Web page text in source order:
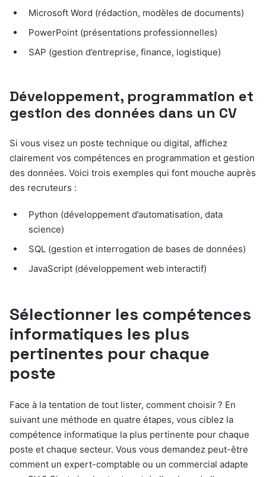
Microsoft Word (rédaction, modèles de documents)
PowerPoint (présentations professionnelles)
SAP (gestion d’entreprise, finance, logistique)
Développement, programmation et
gestion des données dans un CV
Si vous visez un poste technique ou digital, affichez
clairement vos compétences en programmation et gestion
des données. Voici trois exemples qui font mouche auprès
des recruteurs :
Python (développement d’automatisation, data
science)
SQL (gestion et interrogation de bases de données)
JavaScript (développement web interactif)
Sélectionner les compétences
informatiques les plus
pertinentes pour chaque
poste
Face à la tentation de tout lister, comment choisir ? En
suivant une méthode en quatre étapes, vous ciblez la
compétence informatique la plus pertinente pour chaque
poste et chaque secteur. Vous vous demandez peut-être
comment un expert-comptable ou un commercial adapte